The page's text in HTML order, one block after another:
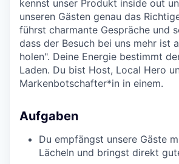
kennst unser Produkt inside out
unseren Gästen genau das
führst charmante Gespräche und
dass der Besuch bei uns mehr ist
holen". Deine Energie bestimmt
Laden. Du bist Host, Local Hero
Markenbotschafter*in in einem.
Aufgaben
Du empfängst unsere Gäste
Lächeln und bringst direkt